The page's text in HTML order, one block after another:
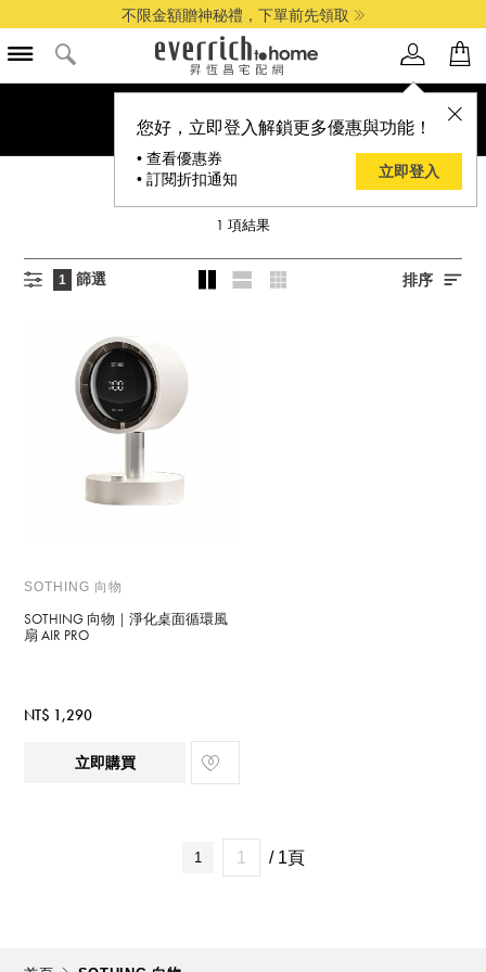
不限金額贈神秘禮，下單前先領取
您好，立即登入解鎖更多優惠與功能！
• 查看優惠券
• 訂閱折扣通知
立即登入
SOTHING 向物
1 項結果
1 篩選 排序
SOTHING 向物
SOTHING 向物｜淨化桌面循環風
扇 AIR PRO
NT$ 1,290
立即購買
1 / 1頁